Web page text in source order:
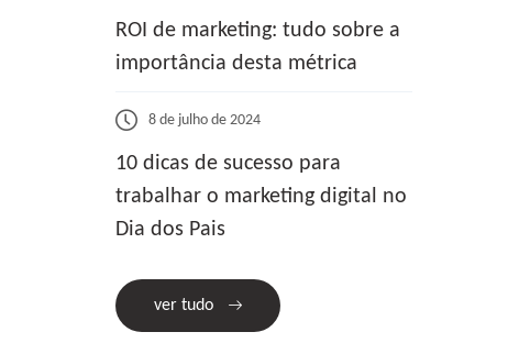
ROI de marketing: tudo sobre a
importância desta métrica
8 de julho de 2024
10 dicas de sucesso para
trabalhar o marketing digital no
Dia dos Pais
ver tudo